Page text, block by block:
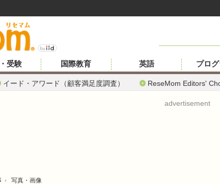
イード・アワード（顧客満足度調査） ReseMom Editors'
受験 国際教育 英語 プロ
advertisement
› 写真・画像